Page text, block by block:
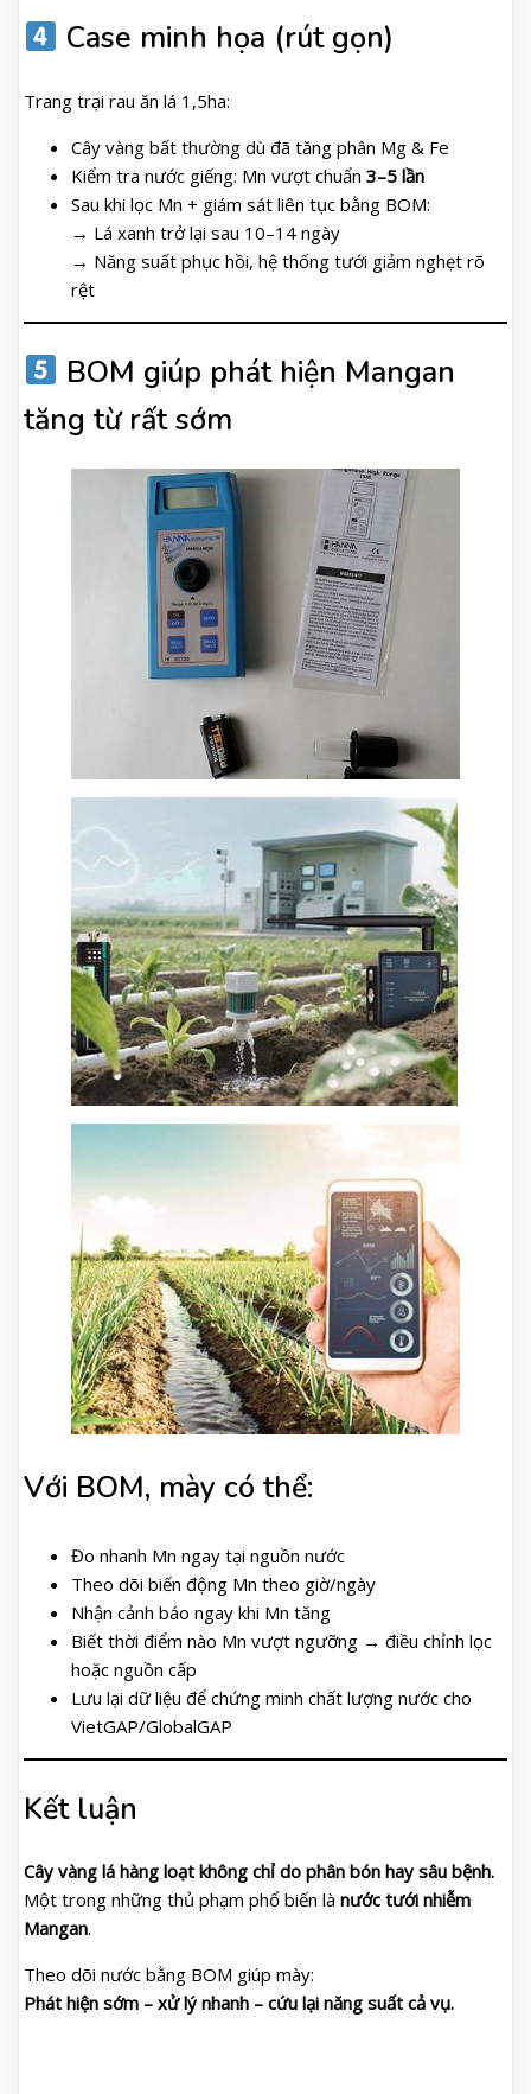
Case minh họa (rút gọn)
Trang trại rau ăn lá 1,5ha:
Cây vàng bất thường dù đã tăng phân Mg & Fe
Kiểm tra nước giếng: Mn vượt chuẩn 3–5 lần
Sau khi lọc Mn + giám sát liên tục bằng BOM:
→ Lá xanh trở lại sau 10–14 ngày
→ Năng suất phục hồi, hệ thống tưới giảm nghẹt rõ
rệt
BOM giúp phát hiện Mangan
tăng từ rất sớm
Với BOM, mày có thể:
Đo nhanh Mn ngay tại nguồn nước
Theo dõi biến động Mn theo giờ/ngày
Nhận cảnh báo ngay khi Mn tăng
Biết thời điểm nào Mn vượt ngưỡng → điều chỉnh lọc
hoặc nguồn cấp
Lưu lại dữ liệu để chứng minh chất lượng nước cho
VietGAP/GlobalGAP
Kết luận
Cây vàng lá hàng loạt không chỉ do phân bón hay sâu bệnh.
Một trong những thủ phạm phổ biến là nước tưới nhiễm
Mangan.
Theo dõi nước bằng BOM giúp mày:
Phát hiện sớm – xử lý nhanh – cứu lại năng suất cả vụ.